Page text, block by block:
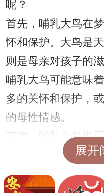
呢？
首先，哺乳大鸟在
怀和保护。大鸟是
则是母亲对孩子的
哺乳大鸟可能意味
多的关怀和保护，
的母性情感。
其次，哺乳大鸟也
大鸟展翅高飞的形
感觉，梦到哺乳大
展开